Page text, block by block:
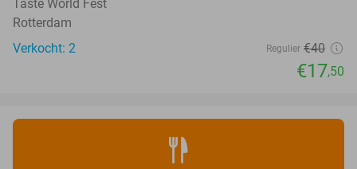
Taste World Fest
Rotterdam
Verkocht: 2
Regulier €40
€17,50